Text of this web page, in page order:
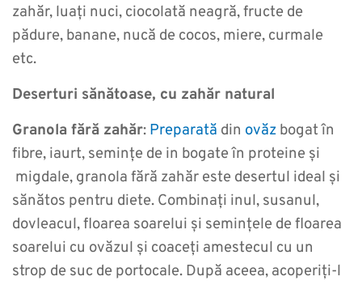
zahăr, luați nuci, ciocolată neagră, fructe de
pădure, banane, nucă de cocos, miere, curmale
etc.
Deserturi sănătoase, cu zahăr natural
Granola fără zahăr: Preparată din ovăz bogat în
fibre, iaurt, semințe de in bogate în proteine ​​și
migdale, granola fără zahăr este desertul ideal și
sănătos pentru diete. Combinați inul, susanul,
dovleacul, floarea soarelui și semințele de floarea
soarelui cu ovăzul și coaceți amestecul cu un
strop de suc de portocale. După aceea, acoperiți-l